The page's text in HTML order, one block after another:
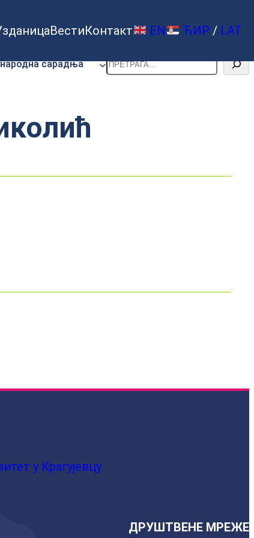
ВестиКонтакт EN ЋИР / LAT
сарадња Претрага
у Крагујевцу
ДРУШТВЕНЕ МРЕЖЕ